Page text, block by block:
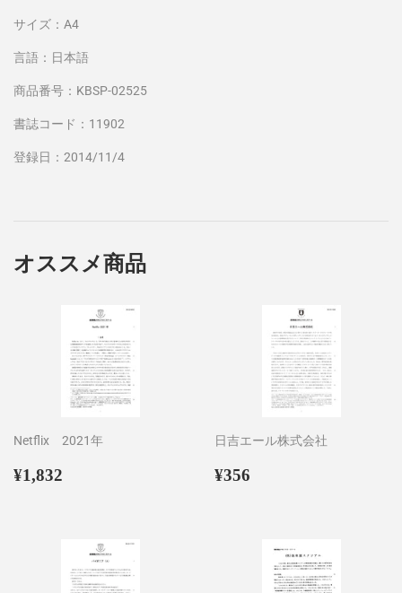
サイズ：A4
言語：日本語
商品番号：KBSP-02525
書誌コード：11902
登録日：2014/11/4
オススメ商品
Netflix 2021年
通
¥1,832
日吉エール株式会社
通
¥356